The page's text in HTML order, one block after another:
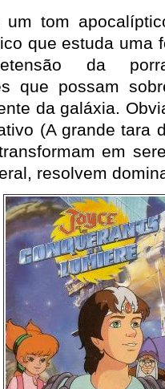
um tom
que estuda uma
da
que possam
da galáxia.
(A grande tara
em
resolvem